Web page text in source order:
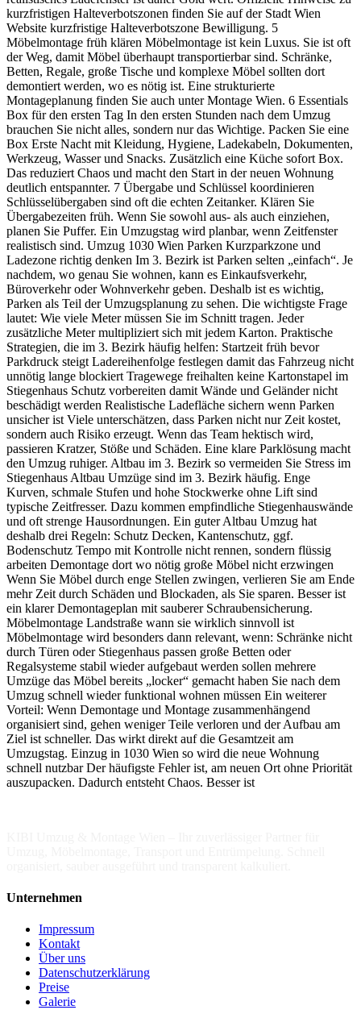
kurzfristigen Halteverbotszonen finden Sie auf der Stadt Wien
Website kurzfristige Halteverbotszone Bewilligung. 5
Möbelmontage früh klären Möbelmontage ist kein Luxus. Sie ist oft
der Weg, damit Möbel überhaupt transportierbar sind. Schränke,
Betten, Regale, große Tische und komplexe Möbel sollten dort
demontiert werden, wo es nötig ist. Eine strukturierte
Montageplanung finden Sie auch unter Montage Wien. 6 Essentials
Box für den ersten Tag In den ersten Stunden nach dem Umzug
brauchen Sie nicht alles, sondern nur das Wichtige. Packen Sie eine
Box Erste Nacht mit Kleidung, Hygiene, Ladekabeln, Dokumenten,
Werkzeug, Wasser und Snacks. Zusätzlich eine Küche sofort Box.
Das reduziert Chaos und macht den Start in der neuen Wohnung
deutlich entspannter. 7 Übergabe und Schlüssel koordinieren
Schlüsselübergaben sind oft die echten Zeitanker. Klären Sie
Übergabezeiten früh. Wenn Sie sowohl aus- als auch einziehen,
planen Sie Puffer. Ein Umzugstag wird planbar, wenn Zeitfenster
realistisch sind. Umzug 1030 Wien Parken Kurzparkzone und
Ladezone richtig denken Im 3. Bezirk ist Parken selten „einfach“. Je
nachdem, wo genau Sie wohnen, kann es Einkaufsverkehr,
Büroverkehr oder Wohnverkehr geben. Deshalb ist es wichtig,
Parken als Teil der Umzugsplanung zu sehen. Die wichtigste Frage
lautet: Wie viele Meter müssen Sie im Schnitt tragen. Jeder
zusätzliche Meter multipliziert sich mit jedem Karton. Praktische
Strategien, die im 3. Bezirk häufig helfen: Startzeit früh bevor
Parkdruck steigt Ladereihenfolge festlegen damit das Fahrzeug nicht
unnötig lange blockiert Tragewege freihalten keine Kartonstapel im
Stiegenhaus Schutz vorbereiten damit Wände und Geländer nicht
beschädigt werden Realistische Ladefläche sichern wenn Parken
unsicher ist Viele unterschätzen, dass Parken nicht nur Zeit kostet,
sondern auch Risiko erzeugt. Wenn das Team hektisch wird,
passieren Kratzer, Stöße und Schäden. Eine klare Parklösung macht
den Umzug ruhiger. Altbau im 3. Bezirk so vermeiden Sie Stress im
Stiegenhaus Altbau Umzüge sind im 3. Bezirk häufig. Enge
Kurven, schmale Stufen und hohe Stockwerke ohne Lift sind
typische Zeitfresser. Dazu kommen empfindliche Stiegenhauswände
und oft strenge Hausordnungen. Ein guter Altbau Umzug hat
deshalb drei Regeln: Schutz Decken, Kantenschutz, ggf.
Bodenschutz Tempo mit Kontrolle nicht rennen, sondern flüssig
arbeiten Demontage dort wo nötig große Möbel nicht erzwingen
Wenn Sie Möbel durch enge Stellen zwingen, verlieren Sie am Ende
mehr Zeit durch Schäden und Blockaden, als Sie sparen. Besser ist
ein klarer Demontageplan mit sauberer Schraubensicherung.
Möbelmontage Landstraße wann sie wirklich sinnvoll ist
Möbelmontage wird besonders dann relevant, wenn: Schränke nicht
durch Türen oder Stiegenhaus passen große Betten oder
Regalsysteme stabil wieder aufgebaut werden sollen mehrere
Umzüge das Möbel bereits „locker“ gemacht haben Sie nach dem
Umzug schnell wieder funktional wohnen müssen Ein weiterer
Vorteil: Wenn Demontage und Montage zusammenhängend
organisiert sind, gehen weniger Teile verloren und der Aufbau am
Ziel ist schneller. Das wirkt direkt auf die Gesamtzeit am
Umzugstag. Einzug in 1030 Wien so wird die neue Wohnung
schnell nutzbar Der häufigste Fehler ist, am neuen Ort ohne Priorität
auszupacken. Dadurch entsteht Chaos. Besser ist
Unternehmen
Impressum
Kontakt
Über uns
Datenschutzerklärung
Preise
Galerie